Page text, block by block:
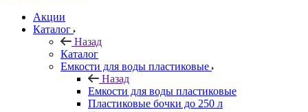
Акции
Каталог
Назад
Каталог
Емкости для воды пластиковые
Назад
Емкости для воды пластиковые
Пластиковые бочки до 250 л